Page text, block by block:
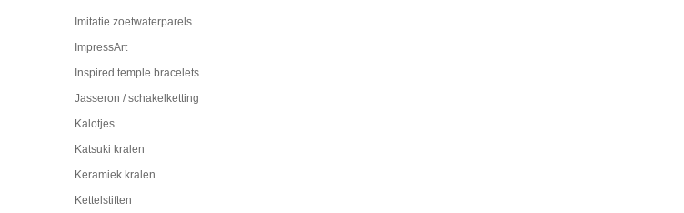
Imitatie zoetwaterparels
ImpressArt
Inspired temple bracelets
Jasseron / schakelketting
Kalotjes
Katsuki kralen
Keramiek kralen
Kettelstiften